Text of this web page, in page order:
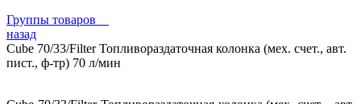
Группы товаров
назад
Cube 70/33/Filter Топливораздаточная колонка (мех. счет., авт.
пист., ф-тр) 70 л/мин